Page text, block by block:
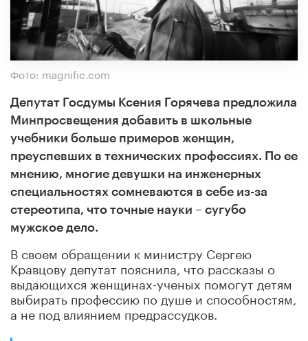
Фото: magnific.com
Депутат Госдумы Ксения Горячева предложила
Минпросвещения добавить в школьные
учебники больше примеров женщин,
преуспевших в технических профессиях. По ее
мнению, многие девушки на инженерных
специальностях сомневаются в себе из-за
стереотипа, что точные науки – сугубо
мужское дело.
В своем обращении к министру Сергею
Кравцову депутат пояснила, что рассказы о
выдающихся женщинах-ученых помогут детям
выбирать профессию по душе и способностям,
а не под влиянием предрассудков.